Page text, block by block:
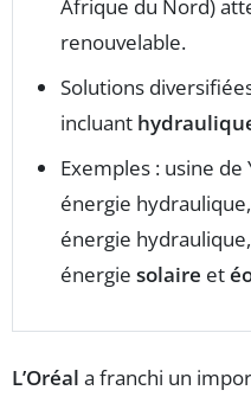
Afrique du Nord)
renouvelable.
Solutions
incluant
Exemples : usine de
énergie
énergie
énergie solaire et
L’Oréal a franchi un